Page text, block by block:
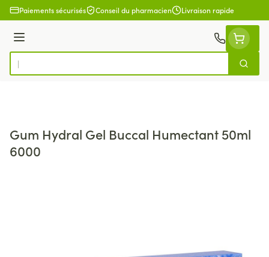
Aller au contenu
Paiements sécurisés Conseil du pharmacien Livraison rapide
Menu
Rechercher
Gum Hydral Gel Buccal Humectant 50ml
6000